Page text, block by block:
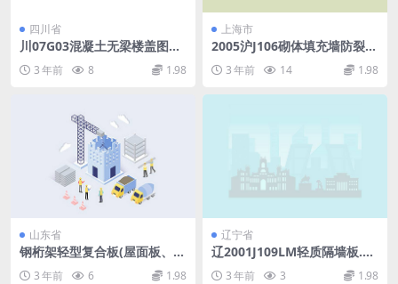
四川省
川07G03混凝土无梁楼盖图集.
3 年前 8 1.98
上海市
2005沪J106砌体填充墙防裂构
3 年前 14 1.98
山东省
钢桁架轻型复合板(屋面板、网
架板、楼板)—L15GT37.pdf
3 年前 6 1.98
辽宁省
辽2001J109LM轻质隔墙板.pd
3 年前 3 1.98